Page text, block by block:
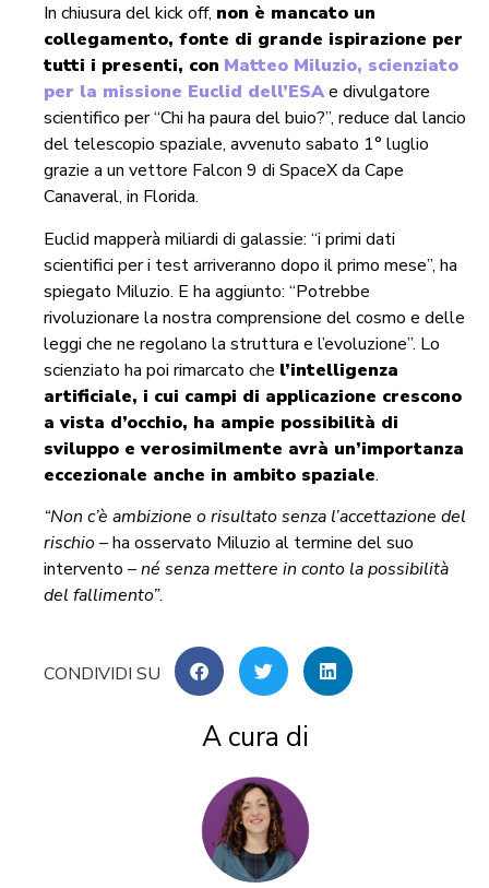
In chiusura del kick off, non è mancato un
collegamento, fonte di grande ispirazione per
tutti i presenti, con Matteo Miluzio, scienziato
per la missione Euclid dell’ESAe divulgatore
scientifico per “Chi ha paura del buio?”, reduce dal lancio
del telescopio spaziale, avvenuto sabato 1° luglio
grazie a un vettore Falcon 9 di SpaceX da Cape
Canaveral, in Florida.
Euclid mapperà miliardi di galassie: “i primi dati
scientifici per i test arriveranno dopo il primo mese”, ha
spiegato Miluzio. E ha aggiunto: “Potrebbe
rivoluzionare la nostra comprensione del cosmo e delle
leggi che ne regolano la struttura e l’evoluzione”. Lo
scienziato ha poi rimarcato che l’intelligenza
artificiale, i cui campi di applicazione crescono
a vista d’occhio, ha ampie possibilità di
sviluppo e verosimilmente avrà un’importanza
eccezionale anche in ambito spaziale.
“Non c’è ambizione o risultato senza l’accettazione del
rischio– ha osservato Miluzio al termine del suo
intervento –né senza mettere in conto la possibilità
del fallimento”.
A cura di